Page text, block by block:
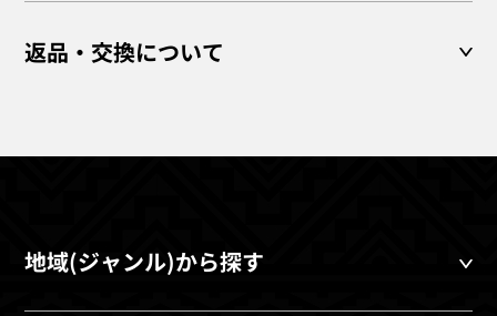
返品・交換について
地域(ジャンル)から探す